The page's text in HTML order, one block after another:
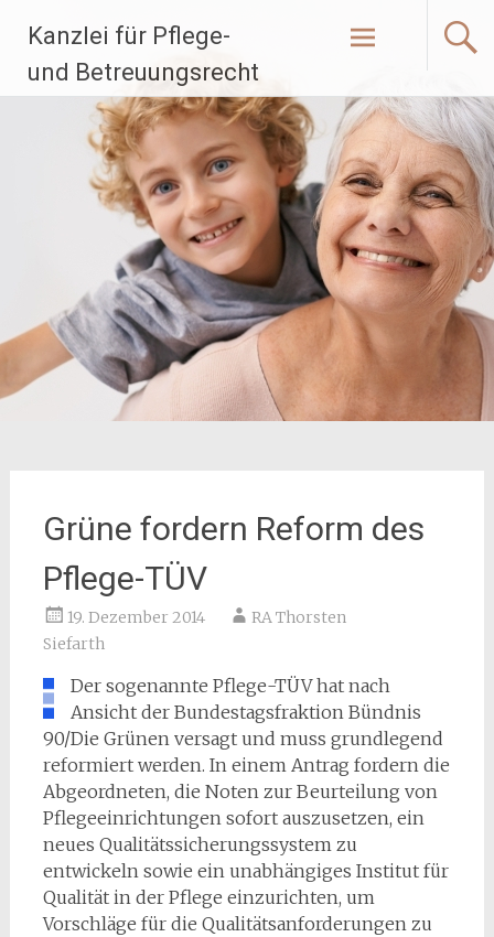
Inhalt
springen
Kanzlei für Pflege-
und Betreuungsrecht
Grüne fordern Reform des
Pflege-TÜV
19. Dezember 2014
RA Thorsten
Siefarth
Der sogenannte Pflege-TÜV hat nach
Ansicht der Bundestagsfraktion Bündnis
90/Die Grünen versagt und muss grundlegend
reformiert werden. In einem Antrag fordern die
Abgeordneten, die Noten zur Beurteilung von
Pflegeeinrichtungen sofort auszusetzen, ein
neues Qualitätssicherungssystem zu
entwickeln sowie ein unabhängiges Institut für
Qualität in der Pflege einzurichten, um
Vorschläge für die Qualitätsanforderungen zu